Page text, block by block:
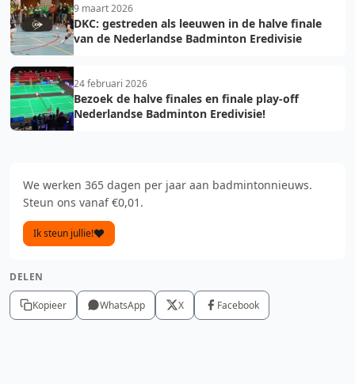
9 maart 2026
DKC: gestreden als leeuwen in de halve finale
van de Nederlandse Badminton Eredivisie
24 februari 2026
Bezoek de halve finales en finale play-off
Nederlandse Badminton Eredivisie!
We werken 365 dagen per jaar aan badmintonnieuws.
Steun ons vanaf €0,01.
Ik steun jullie!
DELEN
Kopieer WhatsApp X Facebook